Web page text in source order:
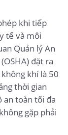
khi tiếp
tế và môi
Quản lý An
đặt ra
khí là 50
thời gian
an toàn tối đa
gặp phải